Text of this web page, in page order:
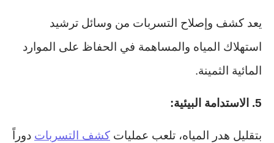
يعد كشف وإصلاح التسربات من وسائل ترشيد
استهلاك المياه والمساهمة في الحفاظ على الموارد
المائية الثمينة.
5. الاستدامة البيئية:
بتقليل هدر المياه، تلعب عمليات كشف التسربات دوراً